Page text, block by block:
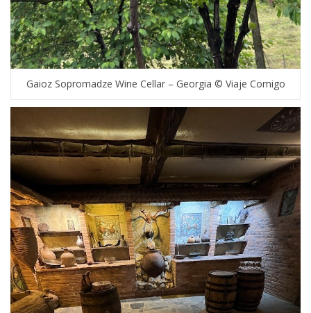
Gaioz Sopromadze Wine Cellar – Georgia © Viaje Comigo